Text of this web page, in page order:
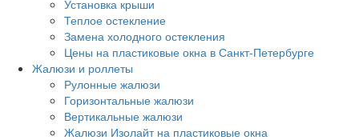
Установка крыши
Теплое остекление
Замена холодного остекления
Цены на пластиковые окна в Санкт-Петербурге
Жалюзи и роллеты
Рулонные жалюзи
Горизонтальные жалюзи
Вертикальные жалюзи
Жалюзи Изолайт на пластиковые окна